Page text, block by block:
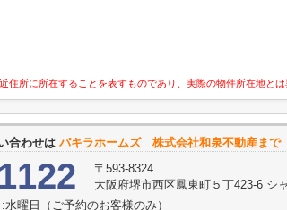
所に所在することを表すものであり、実際の物件所在地とは
合わせは パキラホームズ 株式会社和泉不動産まで
〒593-8324
大阪府堺市西区鳳東町５丁423-6 シ
曜日（ご予約のお客様のみ）